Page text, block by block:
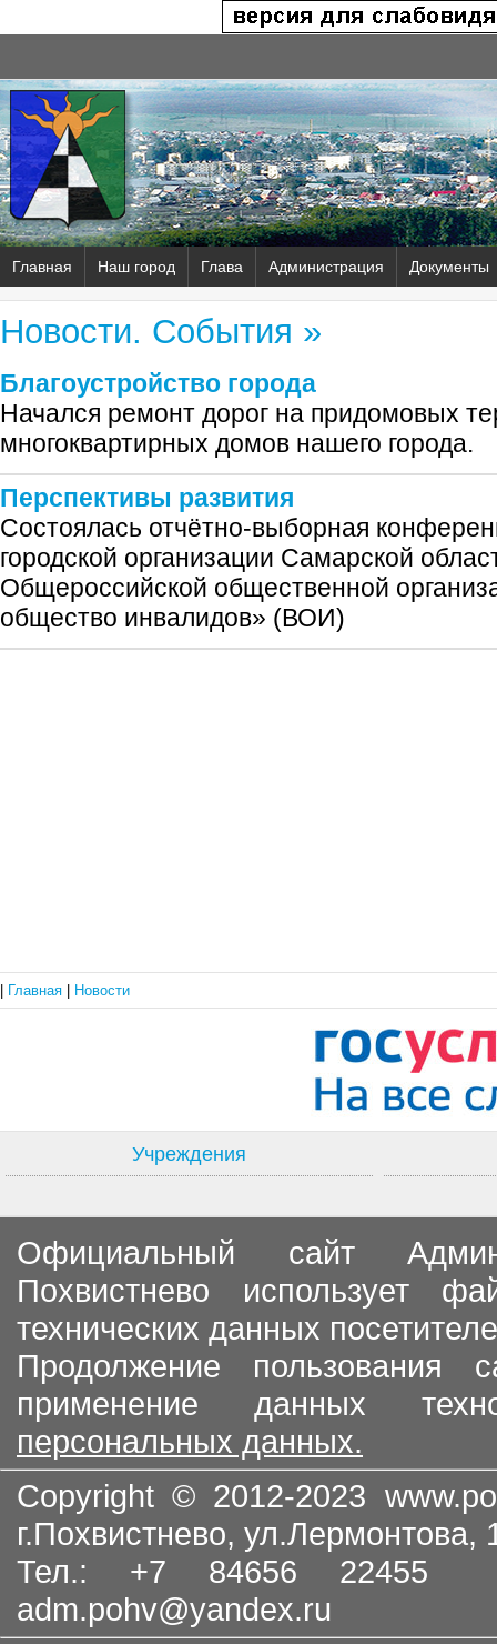
Главная Наш город Глава Администрация Документы
Новости. События »
Благоустройство города
Начался ремонт дорог на придомовых
многоквартирных домов нашего города.
Перспективы развития
Состоялась отчётно‑выборная
городской организации Самарской
Общероссийской общественной
общество инвалидов» (ВОИ)
Главная Новости
Учреждения
Официальный сайт
Похвистнево использует
технических данных
Продолжение пользования
применение данных
персональных данных.
Copyright © 2012-2023
г.Похвистнево, ул.Лермонтова,
Тел.: +7 84656
adm.pohv@yandex.ru